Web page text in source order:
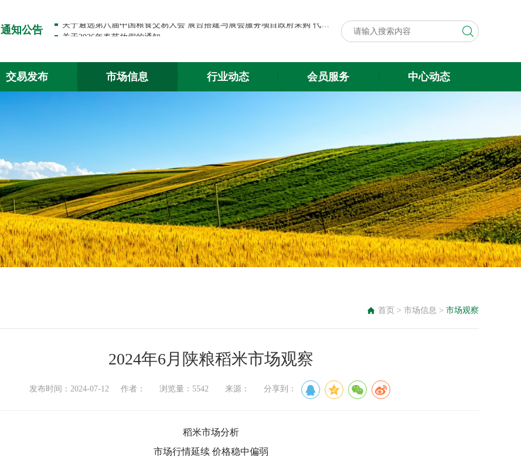
通知公告
关于2026年春节放假的通知
交易发布 市场信息 行业动态 会员服务 中心动态
首页 > 市场信息 > 市场观察
2024年6月陕粮稻米市场观察
发布时间：2024-07-12 作者： 浏览量：5542 来源： 分享到：
稻米市场分析
市场行情延续 价格稳中偏弱